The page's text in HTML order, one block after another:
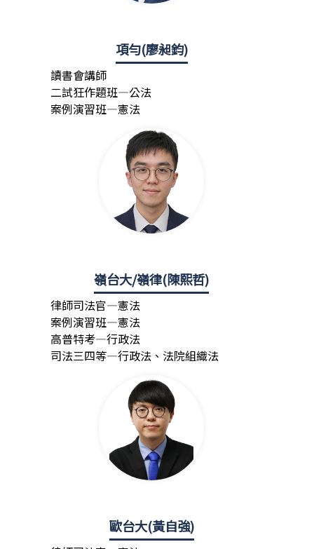
項勻(廖昶鈞)
讀書會講師
二試狂作題班—公法
案例演習班—憲法
嶺台大/嶺律(陳熙哲)
律師司法官—憲法
案例演習班—憲法
高普特考—行政法
司法三四等—行政法、法院組織法
歐台大(黃自強)